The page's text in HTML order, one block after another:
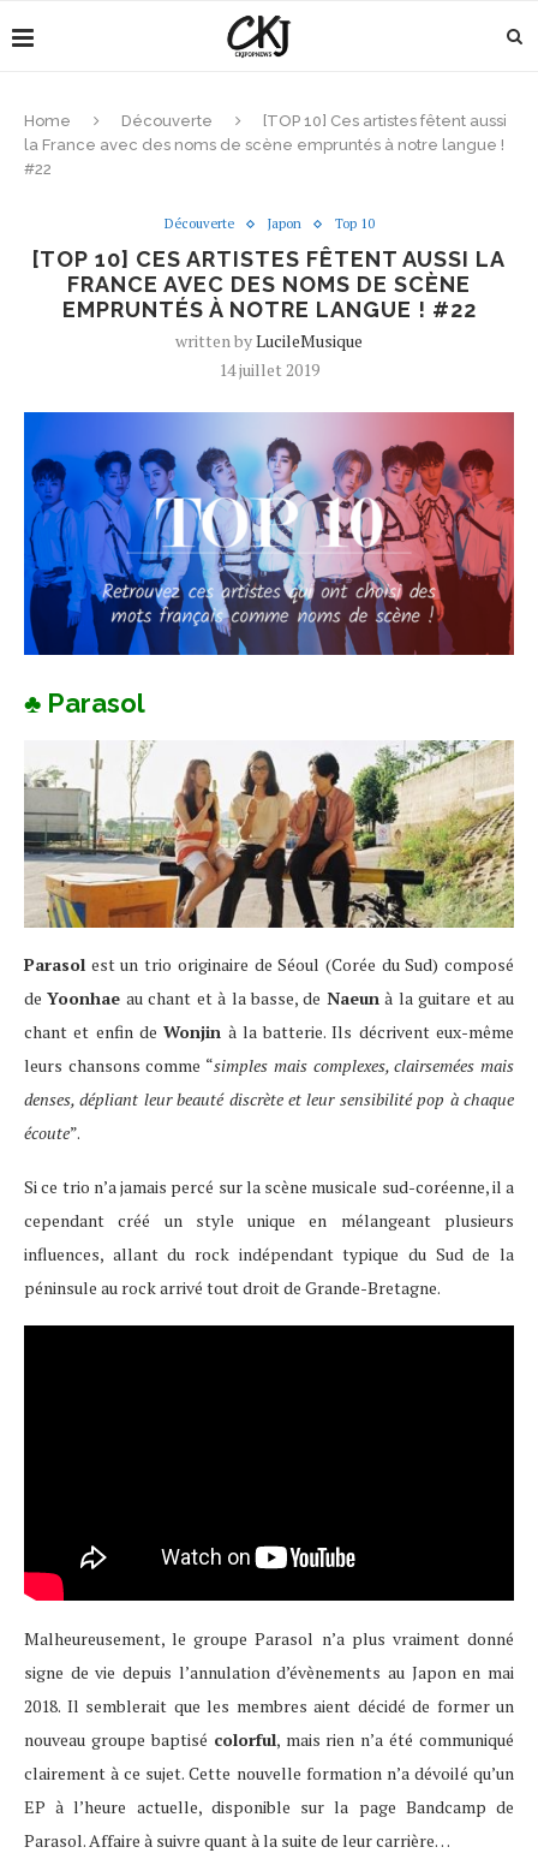
Home Découverte
[TOP 10] Ces artistes fêtent aussi
la France avec des noms de scène empruntés à notre langue !
#22
Découverte Japon Top 10
[TOP 10] CES ARTISTES FÊTENT AUSSI LA
FRANCE AVEC DES NOMS DE SCÈNE
EMPRUNTÉS À NOTRE LANGUE ! #22
written byLucileMusique
14 juillet 2019
♣ Parasol
Parasol est un trio originaire de Séoul (Corée du Sud) composé
deYoonhae au chant et à la basse, de Naeunà la guitare et au
chant et enfin deWonjin à la batterie. Ils décrivent eux-même
leurs chansons comme “simples mais complexes, clairsemées mais
denses, dépliant leur beauté discrète et leur sensibilité pop à chaque
écoute”.
Si ce trio n’a jamais percé sur la scène musicale sud-coréenne, il a
cependant créé un style unique en mélangeant plusieurs
influences, allant du rock indépendant typique du Sud de la
péninsule au rock arrivé tout droit de Grande-Bretagne.
Malheureusement, le groupe Parasol n’a plus vraiment donné
signe de vie depuis l’annulation d’évènements au Japon en mai
2018. Il semblerait que les membres aient décidé de former un
nouveau groupe baptisé colorful, mais rien n’a été communiqué
clairement à ce sujet. Cette nouvelle formation n’a dévoilé qu’un
EP à l’heure actuelle, disponible sur la page Bandcamp de
Parasol. Affaire à suivre quant à la suite de leur carrière…